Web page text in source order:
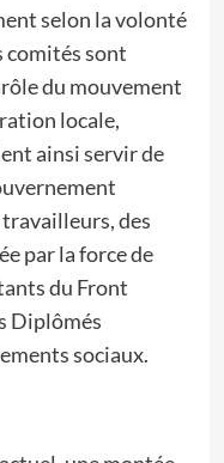
selon la volonté
comités sont
du mouvement
locale,
ainsi servir de
des
par la force de
du Front
Diplômés
sociaux.